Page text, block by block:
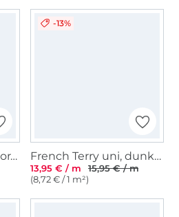
French Terry uni, hellorange
-13%
French Terry uni, dunkelgrau-meliert
13,95 € / m
15,95 € / m
(8,72 € / 1 m²)